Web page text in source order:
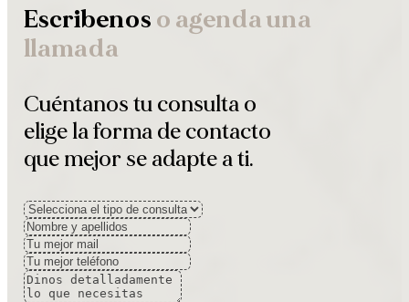
Escribenos o agenda una
llamada
Cuéntanos tu consulta o
elige la forma de contacto
que mejor se adapte a ti.